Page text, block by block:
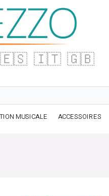
🇪🇸 🇮🇹 🇬🇧
MUSICALE ACCESSOIRES